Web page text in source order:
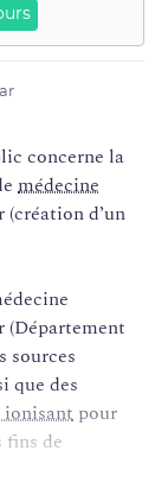
concerne la
médecine
d’un
sources
que des
ionisant pour
fins de